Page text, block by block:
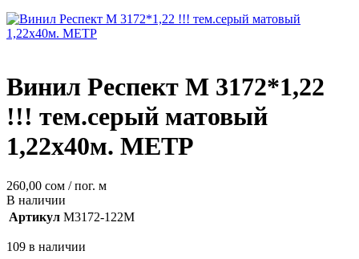
Винил Респект M 3172*1,22
!!! тем.серый матовый
1,22х40м. МЕТР
260,00 сом / пог. м
В наличии
Артикул M3172-122M
109 в наличии